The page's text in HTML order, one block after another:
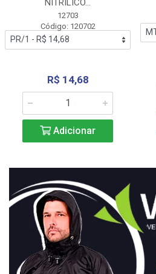
NITRÍLICO...
12703
Código: 120702
R$ 14,68
Adicionar